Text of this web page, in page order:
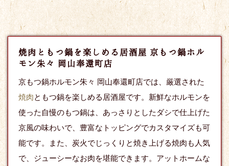
焼肉ともつ鍋を楽しめる居酒屋 京もつ鍋ホル
モン朱々 岡山奉還町店
京もつ鍋ホルモン朱々 岡山奉還町店では、厳選された
焼肉ともつ鍋を楽しめる居酒屋です。新鮮なホルモンを
使った自慢のもつ鍋は、あっさりとしたダシで仕上げた
京風の味わいで、豊富なトッピングでカスタマイズも可
能です。また、炭火でじっくりと焼き上げる焼肉も人気
で、ジューシーなお肉を堪能できます。アットホームな